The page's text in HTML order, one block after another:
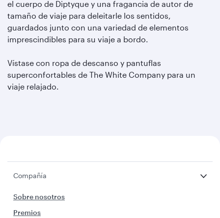
el cuerpo de Diptyque y una fragancia de autor de
tamaño de viaje para deleitarle los sentidos,
guardados junto con una variedad de elementos
imprescindibles para su viaje a bordo.
Vístase con ropa de descanso y pantuflas
superconfortables de The White Company para un
viaje relajado.
Compañía
Sobre nosotros
Premios